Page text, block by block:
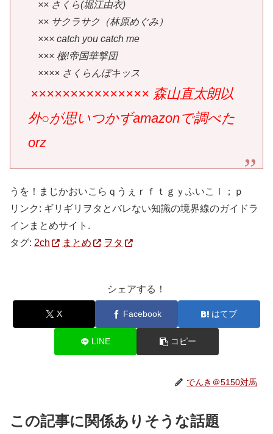
×× さくら(堀江由衣)
×× サクラサク（林原めぐみ）
××× catch you catch me
××× 檄!帝国華撃団
×××× さくらんぼキッス
××××××××××××××× 森山直太朗以
外○が思いつかずamazonで調べた
orz
うを！まじかおいこらｑうぇｒｆｔｇｙふいこｌ；ｐ
リンク: ギリギリヲタとバレない知識の境界線のガイドラ
インまとめサイト.
タグ: 2ch まとめ ヲタ
シェアする！
X Facebook はてブ
LINE コピー
でんき＠5150対馬
この記事に関係ありそうな話題